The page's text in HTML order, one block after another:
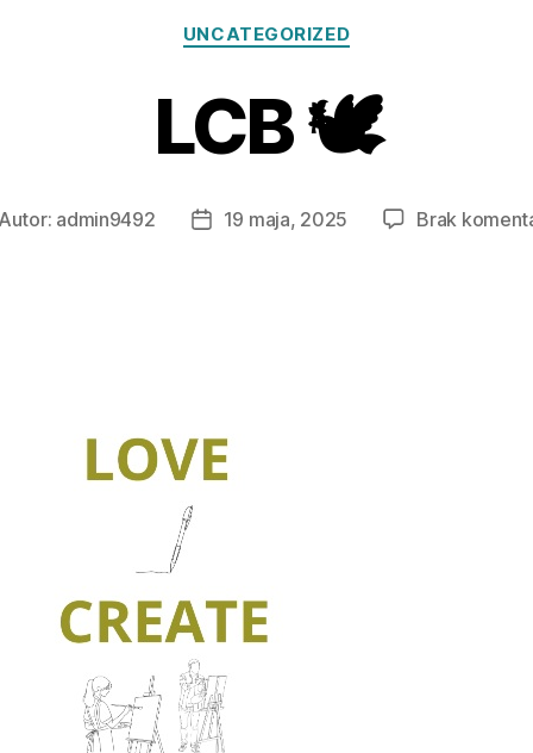
Kategorie
UNCATEGORIZED
LCB 🕊
Autor: admin9492
Data19 maja, 2025 Brak